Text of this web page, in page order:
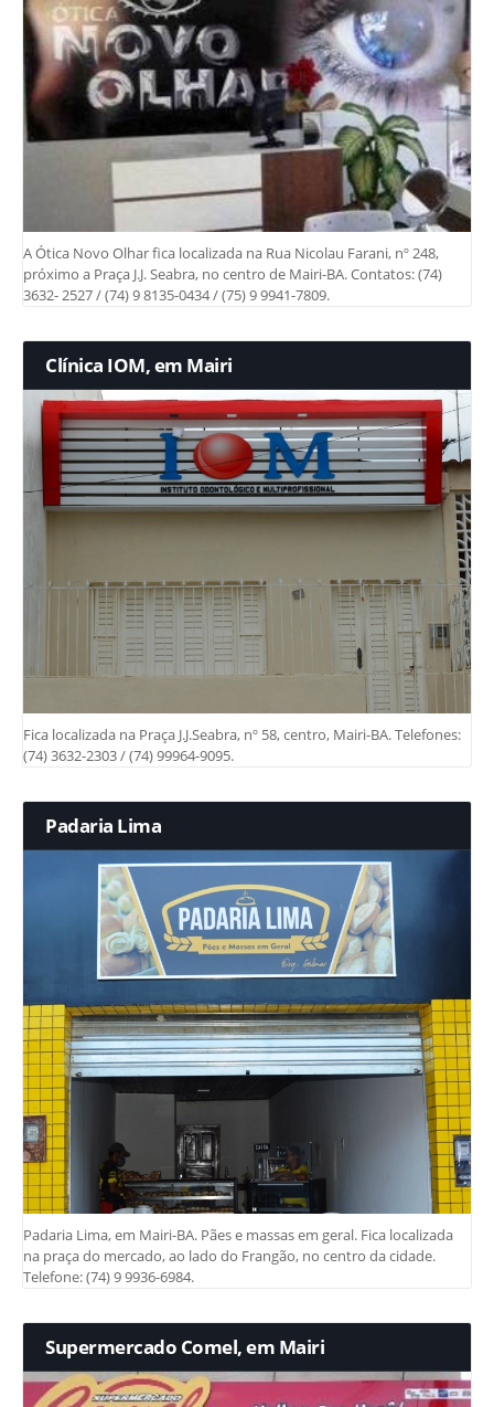
A Ótica Novo Olhar fica localizada na Rua Nicolau Farani, nº 248,
próximo a Praça J.J. Seabra, no centro de Mairi-BA. Contatos: (74)
3632- 2527 / (74) 9 8135-0434 / (75) 9 9941-7809.
Clínica IOM, em Mairi
Fica localizada na Praça J.J.Seabra, nº 58, centro, Mairi-BA. Telefones:
(74) 3632-2303 / (74) 99964-9095.
Padaria Lima
Padaria Lima, em Mairi-BA. Pães e massas em geral. Fica localizada
na praça do mercado, ao lado do Frangão, no centro da cidade.
Telefone: (74) 9 9936-6984.
Supermercado Comel, em Mairi